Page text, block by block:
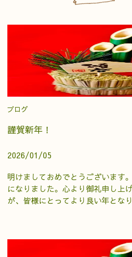
ブログ
謹賀新年！
2026/01/05
明けましておめでとうございます
になりました。心より御礼申し上
が、皆様にとってより良い年とな